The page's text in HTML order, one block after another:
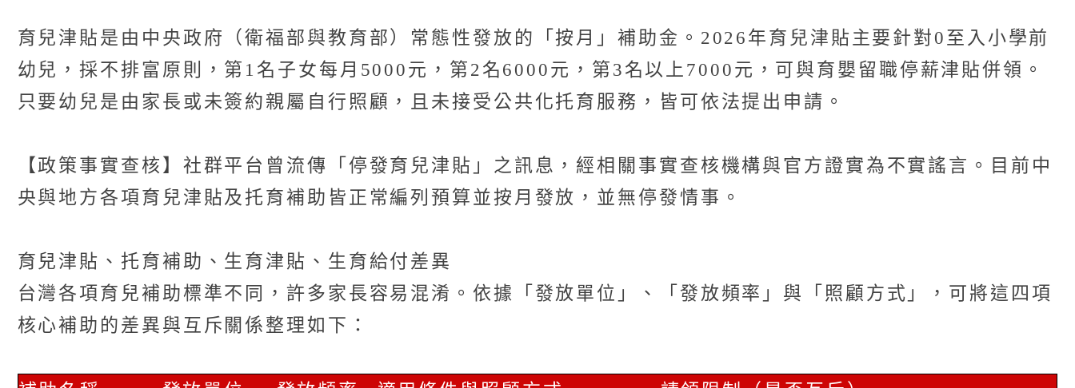
育兒津貼是由中央政府（衛福部與教育部）常態性發放的「按月」補助金。2026年育兒津貼主要針對0至入小學前
幼兒，採不排富原則，第1名子女每月5000元，第2名6000元，第3名以上7000元，可與育嬰留職停薪津貼併領。
只要幼兒是由家長或未簽約親屬自行照顧，且未接受公共化托育服務，皆可依法提出申請。
【政策事實查核】社群平台曾流傳「停發育兒津貼」之訊息，經相關事實查核機構與官方證實為不實謠言。目前中
央與地方各項育兒津貼及托育補助皆正常編列預算並按月發放，並無停發情事。
育兒津貼、托育補助、生育津貼、生育給付差異
台灣各項育兒補助標準不同，許多家長容易混淆。依據「發放單位」、「發放頻率」與「照顧方式」，可將這四項
核心補助的差異與互斥關係整理如下：